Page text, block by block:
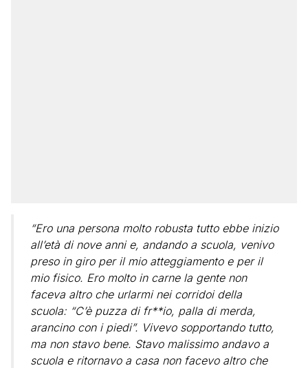
“Ero una persona molto robusta tutto ebbe inizio
all’età di nove anni e, andando a scuola, venivo
preso in giro per il mio atteggiamento e per il
mio fisico. Ero molto in carne la gente non
faceva altro che urlarmi nei corridoi della
scuola: “C’è puzza di fr**io, palla di merda,
arancino con i piedi”. Vivevo sopportando tutto,
ma non stavo bene. Stavo malissimo andavo a
scuola e ritornavo a casa non facevo altro che